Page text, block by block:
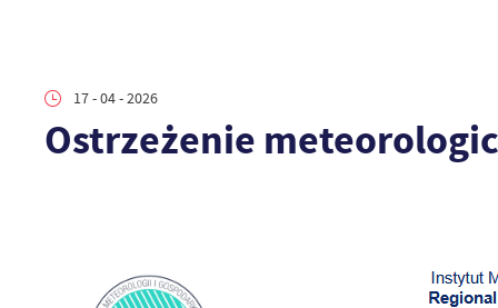
17 - 04 - 2026
Ostrzeżenie